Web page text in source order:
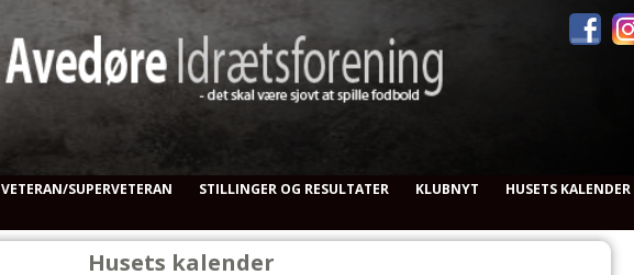
VETERAN/SUPERVETERAN STILLINGER OG RESULTATER KLUBNYT HUSETS KALENDER
Husets kalender